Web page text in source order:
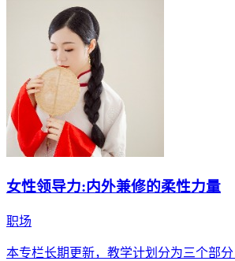
女性领导力:内外兼修的柔性力量
职场
本专栏长期更新，教学计划分为三个部分